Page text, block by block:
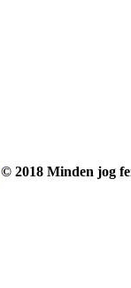
© 2018 Minden jog